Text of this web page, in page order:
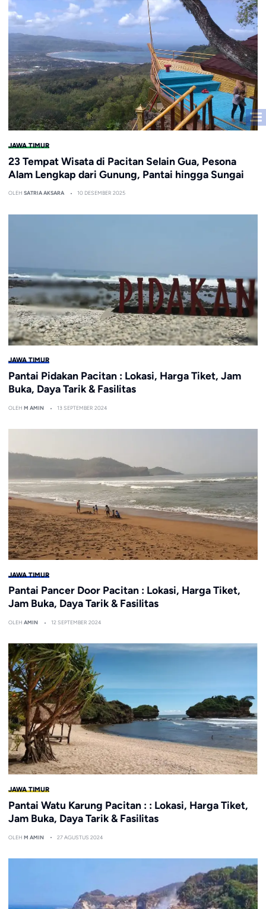
JAWA TIMUR
23 Tempat Wisata di Pacitan Selain Gua, Pesona
Alam Lengkap dari Gunung, Pantai hingga Sungai
OLEH SATRIA AKSARA 10 DESEMBER 2025
JAWA TIMUR
Pantai Pidakan Pacitan : Lokasi, Harga Tiket, Jam
Buka, Daya Tarik & Fasilitas
OLEH M AMIN 13 SEPTEMBER 2024
JAWA TIMUR
Pantai Pancer Door Pacitan : Lokasi, Harga Tiket,
Jam Buka, Daya Tarik & Fasilitas
OLEH AMIN 12 SEPTEMBER 2024
JAWA TIMUR
Pantai Watu Karung Pacitan : : Lokasi, Harga Tiket,
Jam Buka, Daya Tarik & Fasilitas
OLEH M AMIN 27 AGUSTUS 2024